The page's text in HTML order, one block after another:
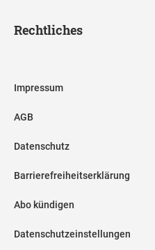
Rechtliches
Impressum
AGB
Datenschutz
Barrierefreiheitserklärung
Abo kündigen
Datenschutzeinstellungen